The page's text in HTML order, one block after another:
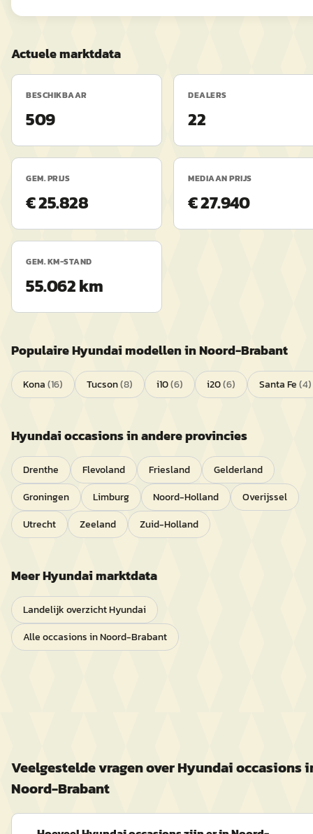
Actuele marktdata
BESCHIKBAAR
509
DEALERS
22
GEM. PRIJS
€ 25.828
MEDIAAN PRIJS
€ 27.940
GEM. KM-STAND
55.062 km
PopulaireHyundaimodellen inNoord-Brabant
Kona(16) Tucson(8) i10(6) i20(6) Santa Fe(4)
Hyundaioccasions in andere provincies
Drenthe Flevoland Friesland
Gelderland
Groningen
Limburg Noord-Holland
Overijssel
Utrecht
Zeeland Zuid-Holland
MeerHyundaimarktdata
Landelijk overzichtHyundai
Alle occasions inNoord-Brabant
Veelgestelde vragen overHyundaioccasions
Noord-Brabant